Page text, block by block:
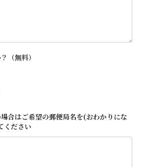
（無料）
合はご希望の郵便局名を(おわかりにな
ください